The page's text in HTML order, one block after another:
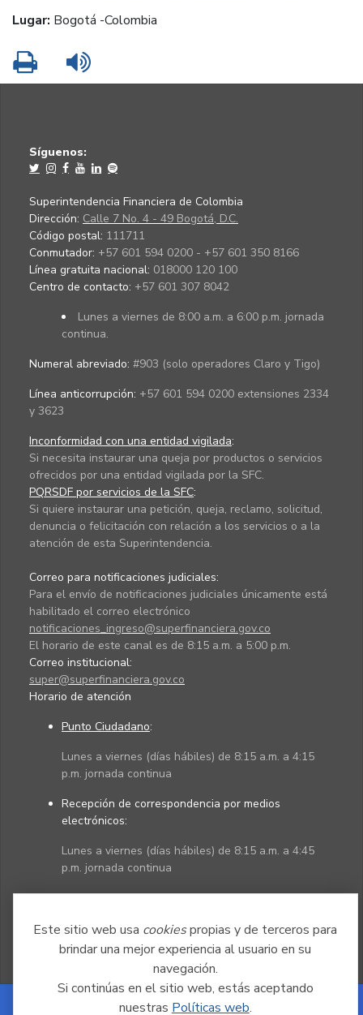
Este sitio web usa cookiespropias y de terceros para
brindar una mejor experiencia al usuario en su
navegación.
Si continúas en el sitio web, estás aceptando
nuestras Políticas web.
Lugar: Bogotá -Colombia
Imprimir
Síguenos:
Superintendencia Financiera de Colombia
Dirección: Calle 7 No. 4 - 49 Bogotá, D.C.
Código postal: 111711
Conmutador: +57 601 594 0200 - +57 601 350 8166
Línea gratuita nacional: 018000 120 100
Centro de contacto: +57 601 307 8042
Lunes a viernes de 8:00 a.m. a 6:00 p.m. jornada
continua.
Numeral abreviado: #903 (solo operadores Claro y Tigo)
Línea anticorrupción: +57 601 594 0200 extensiones 2334
y 3623
Inconformidad con una entidad vigilada:
Si necesita instaurar una queja por productos o servicios
ofrecidos por una entidad vigilada por la SFC.
PQRSDF por servicios de la SFC:
Si quiere instaurar una petición, queja, reclamo, solicitud,
denuncia o felicitación con relación a los servicios o a la
atención de esta Superintendencia.
Correo para notificaciones judiciales:
Para el envío de notificaciones judiciales únicamente está
habilitado el correo electrónico
notificaciones_ingreso@superfinanciera.gov.co
El horario de este canal es de 8:15 a.m. a 5:00 p.m.
Correo institucional:
super@superfinanciera.gov.co
Horario de atención
Punto Ciudadano:
Lunes a viernes (días hábiles) de 8:15 a.m. a 4:15
p.m. jornada continua
Recepción de correspondencia por medios
electrónicos:
Lunes a viernes (días hábiles) de 8:15 a.m. a 4:45
p.m. jornada continua